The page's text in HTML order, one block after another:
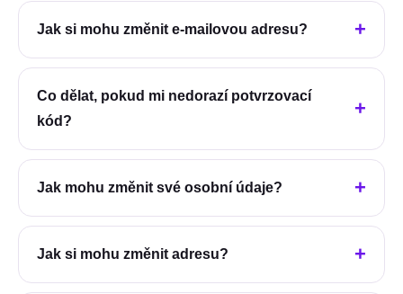
Jak si mohu změnit e-mailovou adresu?
Co dělat, pokud mi nedorazí potvrzovací
kód?
Jak mohu změnit své osobní údaje?
Jak si mohu změnit adresu?